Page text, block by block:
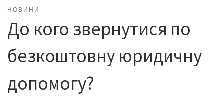
НОВИНИ
До кого звернутися по
безкоштовну юридичну
допомогу?